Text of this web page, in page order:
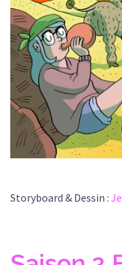
Storyboard & Dessin :